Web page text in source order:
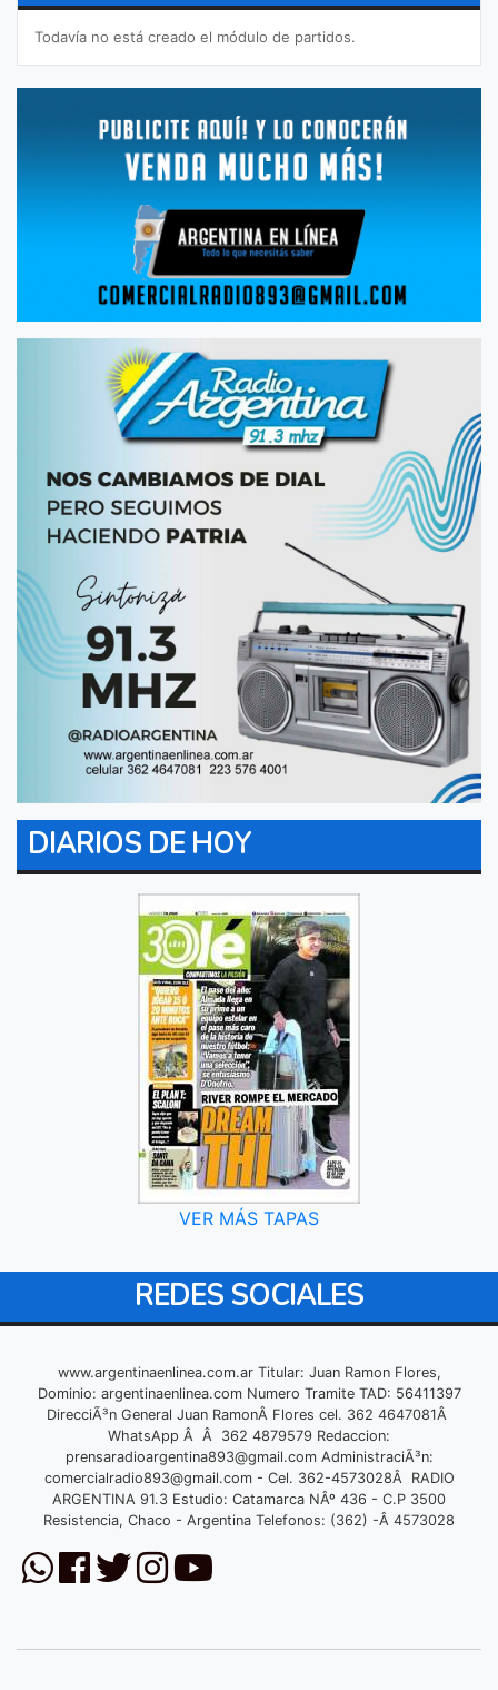
Todavía no está creado el módulo de partidos.
DIARIOS DE HOY
VER MÁS TAPAS
REDES SOCIALES
www.argentinaenlinea.com.ar Titular: Juan Ramon Flores,
Dominio: argentinaenlinea.com Numero Tramite TAD: 56411397
DirecciÃ³n General Juan RamonÂ Flores cel. 362 4647081Â
WhatsApp Â Â 362 4879579 Redaccion:
prensaradioargentina893@gmail.comAdministraciÃ³n:
comercialradio893@gmail.com- Cel. 362-4573028Â RADIO
ARGENTINA 91.3 Estudio: Catamarca NÂº 436 - C.P 3500
Resistencia, Chaco - Argentina Telefonos: (362) -Â 4573028